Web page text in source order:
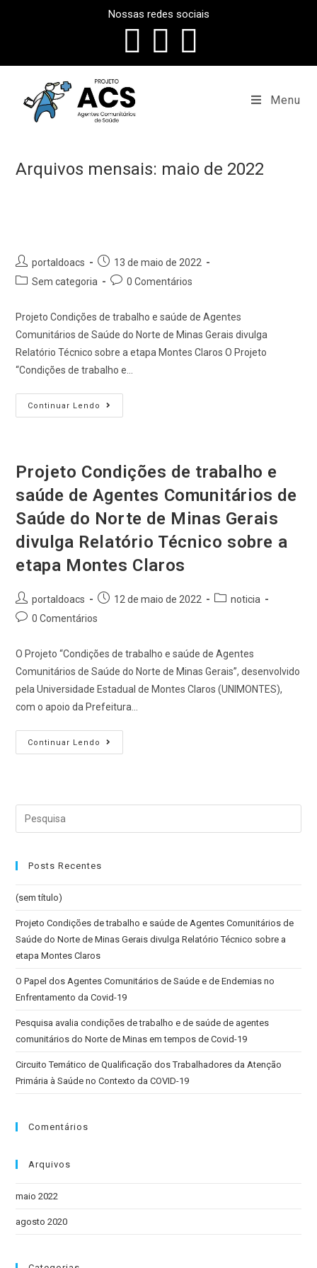
Nossas redes sociais
Menu
Arquivos mensais: maio de 2022
Post
author:
portaldoacs
Post
published:
13 de maio de 2022
PostSem categoria
Post0 Comentários
Projeto Condições de trabalho e saúde de Agentes
Comunitários de Saúde do Norte de Minas Gerais divulga
Relatório Técnico sobre a etapa Montes Claros O Projeto
“Condições de trabalho e…
Continuar Lendo
Projeto Condições de trabalho e
saúde de Agentes Comunitários de
Saúde do Norte de Minas Gerais
divulga Relatório Técnico sobre a
etapa Montes Claros
Post
author:
portaldoacs
Post12 de maio de 2022
Postnoticia
Post0 Comentários
O Projeto “Condições de trabalho e saúde de Agentes
Comunitários de Saúde do Norte de Minas Gerais”, desenvolvido
pela Universidade Estadual de Montes Claros (UNIMONTES),
com o apoio da Prefeitura…
Continuar Lendo
Condições
e
Minas
Gerais
divulga
Relatório
Search
for:
Posts Recentes
(sem título)
Projeto Condições de trabalho e saúde de Agentes Comunitários de
Saúde do Norte de Minas Gerais divulga Relatório Técnico sobre a
etapa Montes Claros
O Papel dos Agentes Comunitários de Saúde e de Endemias no
Enfrentamento da Covid-19
Pesquisa avalia condições de trabalho e de saúde de agentes
comunitários do Norte de Minas em tempos de Covid-19
Circuito Temático de Qualificação dos Trabalhadores da Atenção
Primária à Saúde no Contexto da COVID-19
Comentários
Arquivos
maio 2022
agosto 2020